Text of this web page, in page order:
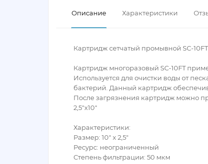
Описание Характеристики
Картридж сетчатый промывной SC-10FT
Картридж многоразовый SC-10FT
Используется для очистки воды от
бактерий. Данный картридж
После загрязнения картридж можно
2,5"х10"
Характеристики:
Размер: 10" х 2,5"
Ресурс: неограниченный
Степень фильтрации: 50 мкм